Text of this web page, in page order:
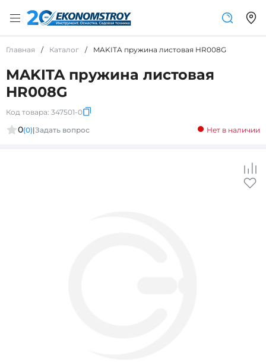
Главная / Каталог / MAKITA пружина листовая HR008G
MAKITA пружина листовая
HR008G
Код товара: 347501-0
0(0)|Задать вопрос Нет в наличии